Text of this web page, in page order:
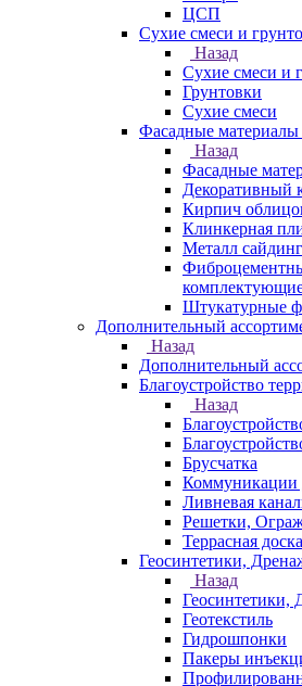
ЦСП
Сухие смеси и
Назад
Сухие смеси и
Грунтовки
Сухие смеси
Фасадные материалы
Назад
Фасадные
Декоративный
Кирпич
Клинкерная
Металл сайдинг
Штукатурные
Дополнительный
Назад
Дополнительный
Благоустройство
Назад
Брусчатка
Коммуникации
Ливневая
Решетки,
Террасная доска
Геосинтетики,
Назад
Геосинтетики,
Геотекстиль
Гидрошпонки
Пакеры